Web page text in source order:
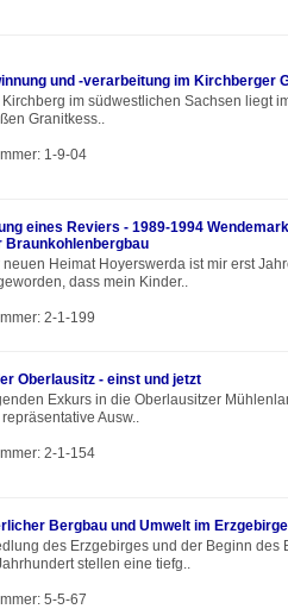
und -verarbeitung im Kirchberger
Kirchberg im südwestlichen Sachsen liegt
Granitkess..
1-9-04
eines Reviers - 1989-1994
Braunkohlenbergbau
neuen Heimat Hoyerswerda ist mir erst
dass mein Kinder..
2-1-199
Oberlausitz - einst und jetzt
Exkurs in die Oberlausitzer
Ausw..
2-1-154
Bergbau und Umwelt im Erzgebirge
des Erzgebirges und der Beginn des
stellen eine tiefg..
5-5-67